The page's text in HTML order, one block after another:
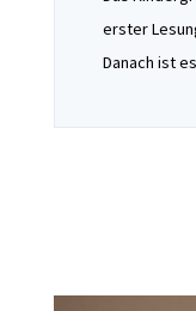
erster
Danach ist